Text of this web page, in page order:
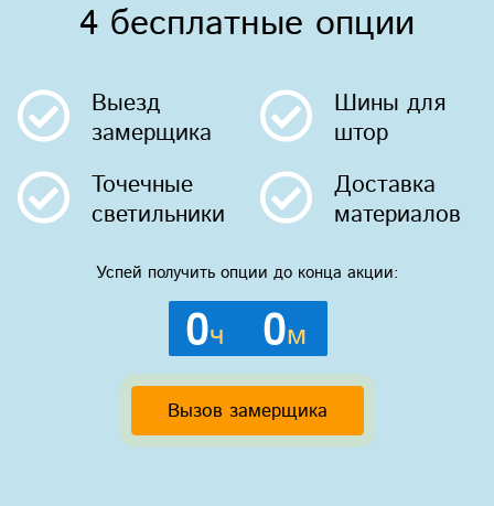
4 бесплатные опции
Выезд
замерщика
Шины для
штор
Точечные
светильники
Доставка
материалов
Успей получить опции до конца акции:
0ч 0м
Вызов замерщика